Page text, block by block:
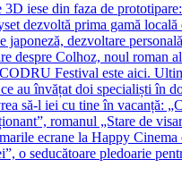
3D iese din faza de
dezvoltă prima gamă
dezvoltare
despre Colhoz, noul roman
Festival este aici.
au învățat doi specialiști în
să-l iei cu tine în vacanță:
romanul „Stare de
ecrane la Happy
o seducătoare pledoarie